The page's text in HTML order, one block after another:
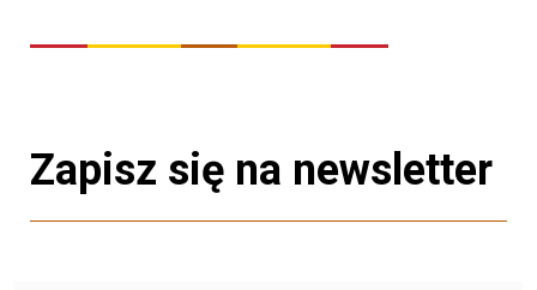
Zapisz się na newsletter